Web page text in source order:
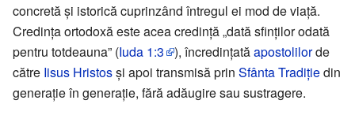
concretă și istorică cuprinzând întregul ei mod de viață.
Credința ortodoxă este acea credință „dată sfinților odată
pentru totdeauna” (Iuda 1:3 ), încredințatăapostolilorde
către Iisus Hristosși apoi transmisă prin Sfânta Tradițiedin
generație în generație, fără adăugire sau sustragere.